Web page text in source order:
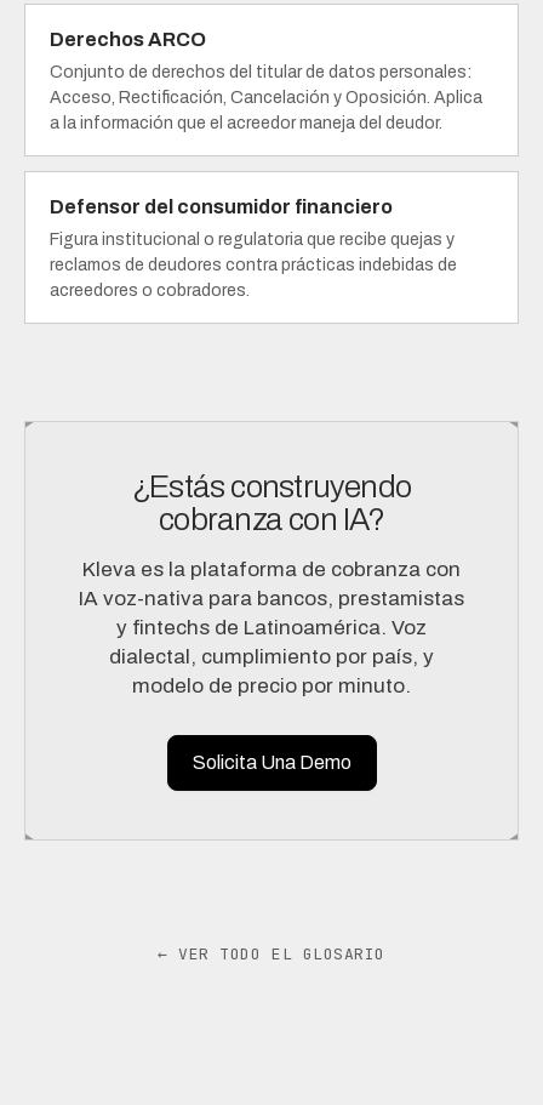
Derechos ARCO
Conjunto de derechos del titular de datos personales:
Acceso, Rectificación, Cancelación y Oposición. Aplica
a la información que el acreedor maneja del deudor.
Defensor del consumidor financiero
Figura institucional o regulatoria que recibe quejas y
reclamos de deudores contra prácticas indebidas de
acreedores o cobradores.
¿Estás construyendo
cobranza con IA?
Kleva es la plataforma de cobranza con
IA voz-nativa para bancos, prestamistas
y fintechs de Latinoamérica. Voz
dialectal, cumplimiento por país, y
modelo de precio por minuto.
Solicita Una Demo
← VER TODO EL GLOSARIO